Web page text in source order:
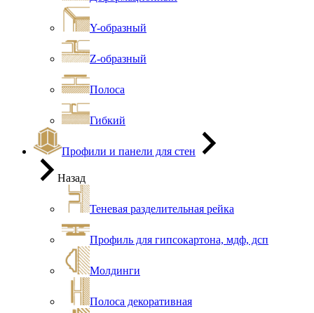
Y-образный
Z-образный
Полоса
Гибкий
Профили и панели для стен
Назад
Теневая разделительная рейка
Профиль для гипсокартона, мдф, дсп
Молдинги
Полоса декоративная